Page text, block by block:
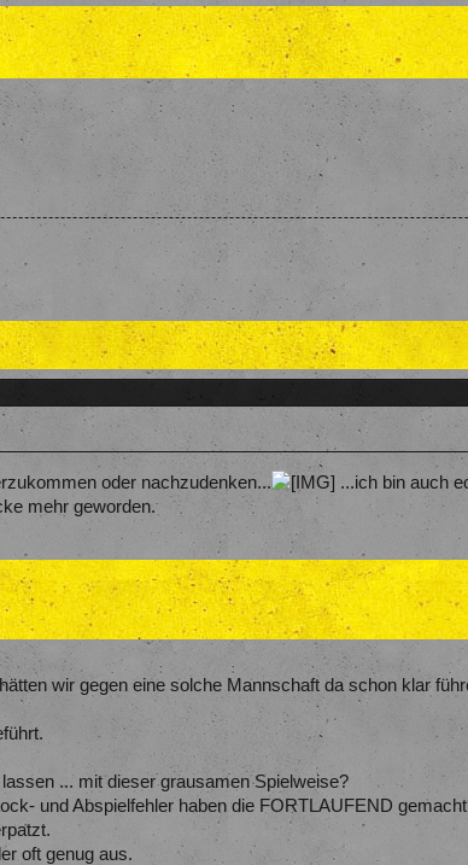
oder nachzudenken...
...ich bin auch
mehr geworden.
wir gegen eine solche Mannschaft da schon klar
... mit dieser grausamen Spielweise?
und Abspielfehler haben die FORTLAUFEND
oft genug aus.